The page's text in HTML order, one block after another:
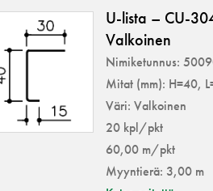
U-lista – CU-
Valkoinen
Nimiketunnus:
Mitat (mm): H=40,
Väri: Valkoinen
20 kpl/pkt
60,00 m/pkt
Myyntierä: 3,00 m